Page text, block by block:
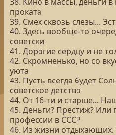
проката
39. Смех сквозь слезы...
40. Здесь вообще-то
советски
41. Дорогие сердцу и не
42. Скромненько, но со
уюта
43. Пусть всегда будет
советское детство
44. От 16-ти и старше...
45. Деньги? Престиж? Или
профессии в СССР
46. Из жизни отдыхающих.